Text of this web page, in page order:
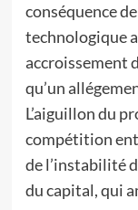
conséquence
technologique
accroissement
qu’un
L’aiguillon du
compétition
de l’instabilité
du capital, qui